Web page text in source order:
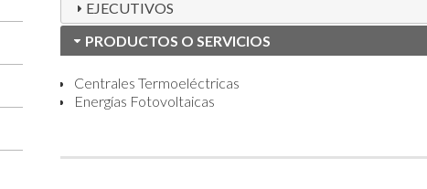
EJECUTIVOS
PRODUCTOS O SERVICIOS
Centrales Termoeléctricas
Energías Fotovoltaicas